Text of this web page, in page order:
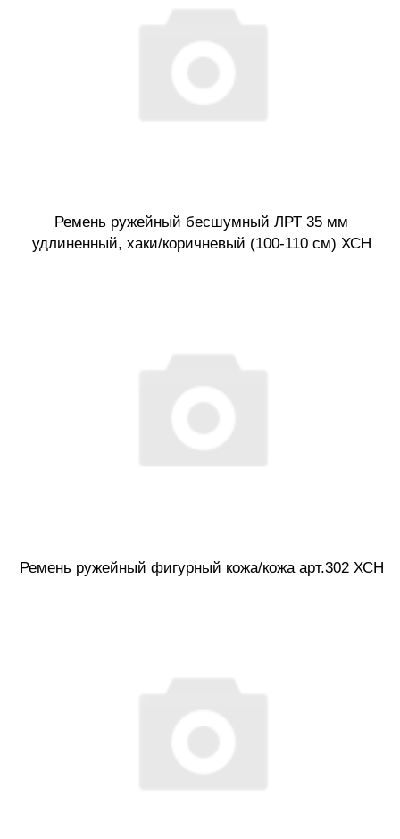
Ремень ружейный бесшумный ЛРТ 35 мм
удлиненный, хаки/коричневый (100-110 см) ХСН
Ремень ружейный фигурный кожа/кожа арт.302 ХСН